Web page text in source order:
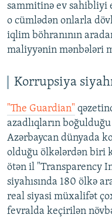
sammitinə ev sahibliyi
o cümlədən onlarla
iqlim böhranının
maliyyənin mənbələri
Korrupsiya
"The Guardian"
azadlıqların
Azərbaycan dünyada
olduğu ölkələrdən biri
ötən il "Transparency
siyahısında 180 ölkə
real siyasi müxalifət
fevralda keçirilən